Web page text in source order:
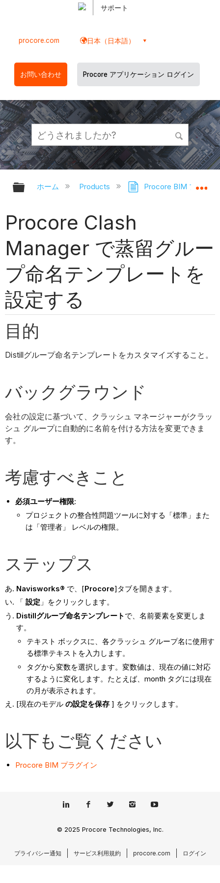
サポート
procore.com 日本（日本語）
お問い合わせ Procore アプリケーション ログイン
グローバル階層を展開/折りたたむ
ホーム Products Procore BIM プラグ
Procore Clash
Manager で蒸留グルー
プ命名テンプレートを
設定する
目的
Distillグループ命名テンプレートをカスタマイズすること。
バックグラウンド
会社の設定に基づいて、クラッシュ マネージャーがクラッ
シュ グループに自動的に名前を付ける方法を変更できま
す。
考慮すべきこと
必須ユーザー権限:
プロジェクトの整合性問題ツールに対する「標準」また
は「管理者」
レベルの権限。
ステップス
Navisworks® で、[Procore]タブを開きます。
「 設定 」をクリックします。
Distillグループ命名テンプレート で、名前要素を変更しま
す。
テキスト ボックスに、各クラッシュ グループ名に使用す
る標準テキストを入力します。
タグから変数を選択します。変数値は、現在の値に対応
するように変化します。たとえば、month タグには現在
の月が表示されます。
[現在のモデル の設定を保存] をクリックします。
以下もご覧ください
Procore BIM プラグイン
© 2025 Procore Technologies, Inc.
プライバシー通知 サービス利用規約 procore.com ログイン